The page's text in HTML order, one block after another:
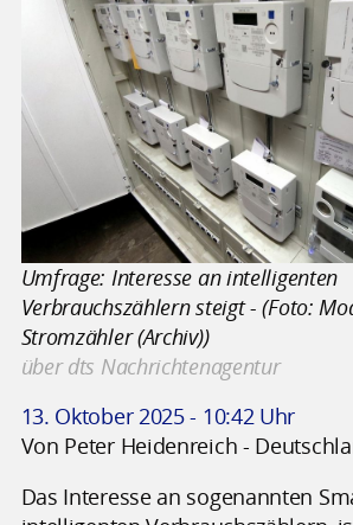
Umfrage: Interesse an intelligenten
Verbrauchszählern steigt - (Foto:
Stromzähler (Archiv))
über dts Nachrichtenagentur
13. Oktober 2025 - 10:42 Uhr
Von Peter Heidenreich -
Das Interesse an sogenannten